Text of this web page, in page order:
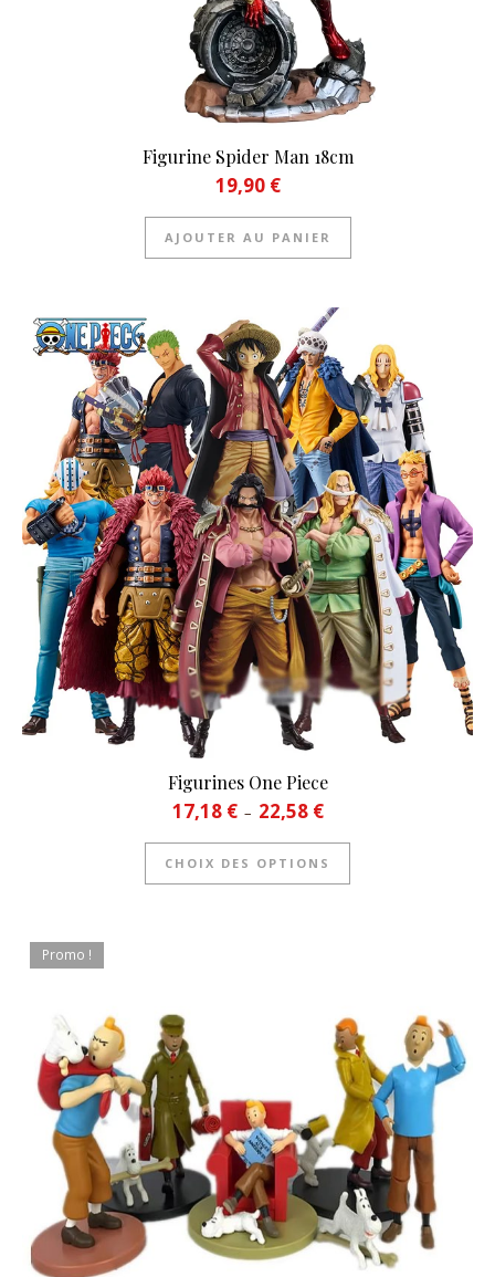
Figurine Spider Man 18cm
19,90 €
AJOUTER AU PANIER
Figurines One Piece
17,18 € – 22,58 €Plage de prix : 17,18 € à
CHOIX DES OPTIONS
Promo !